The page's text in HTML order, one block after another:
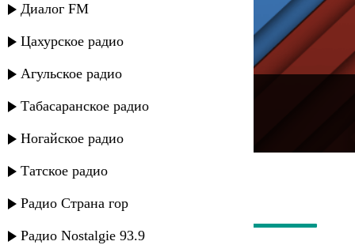
Диалог FM
Цахурское радио
Агульское радио
Табасаранское радио
Ногайское радио
Татское радио
Радио Страна гор
Радио Nostalgie 93.9
---
Русское радио